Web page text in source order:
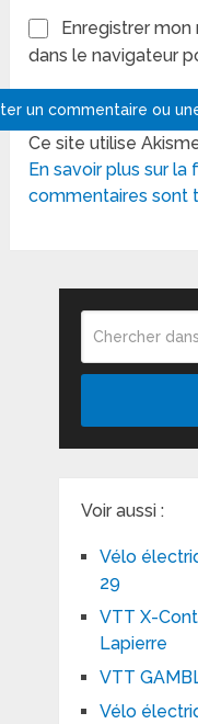
Enregistrer
dans le navigateur
Ce site utilise
En savoir plus sur
commentaires sont
Voir aussi :
Vélo
29
VTT X-
Lapierre
VTT
Vélo